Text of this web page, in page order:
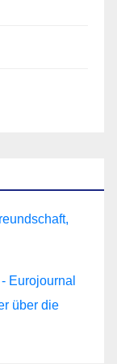
Eurojournal
über die